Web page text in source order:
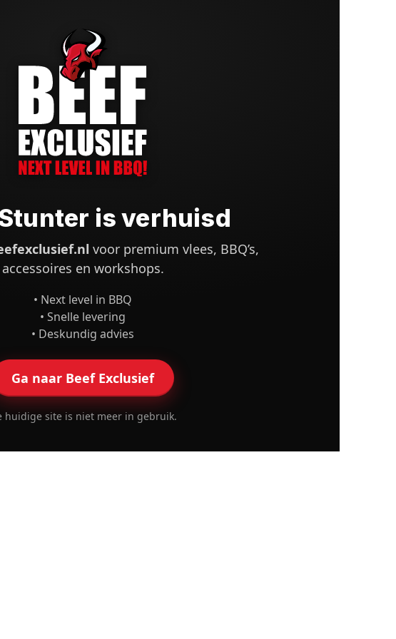
is verhuisd
voor premium vlees, BBQ’s,
accessoires en workshops.
• Next level in BBQ
• Snelle levering
• Deskundig advies
Ga naar Beef Exclusief
huidige site is niet meer in gebruik.